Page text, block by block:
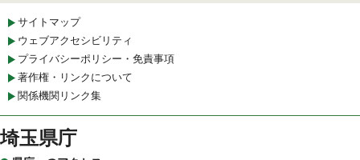
サイトマップ
ウェブアクセシビリティ
プライバシーポリシー・免責事項
著作権・リンクについて
関係機関リンク集
埼玉県庁